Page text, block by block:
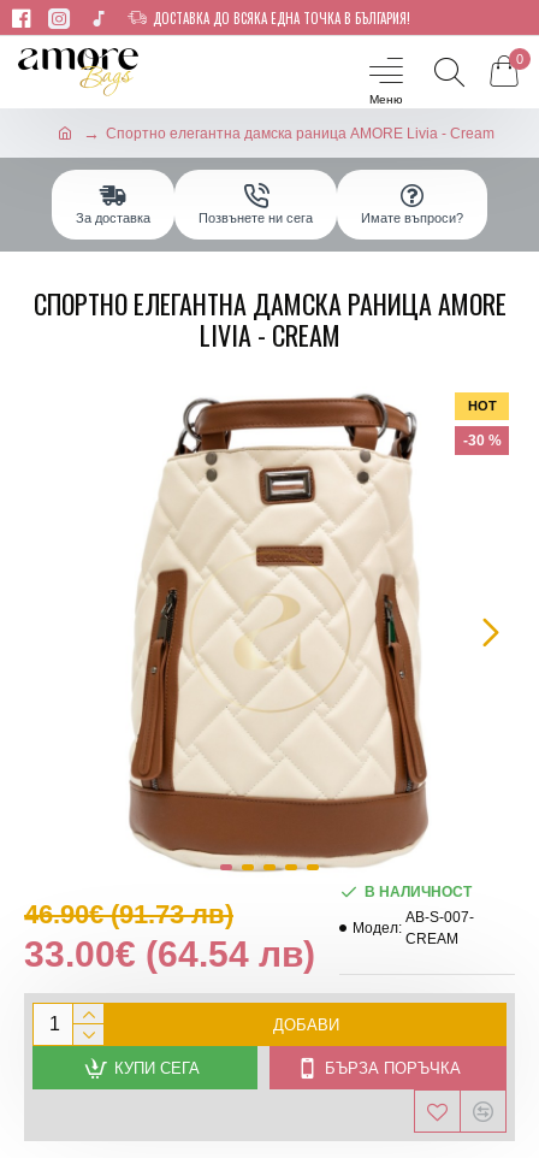
ДОСТАВКА ДО ВСЯКА ЕДНА ТОЧКА В БЪЛГАРИЯ!
0
Спортно елегантна дамска раница AMORE Livia - Cream
За доставка Позвънете ни сега Имате въпроси?
СПОРТНО ЕЛЕГАНТНА ДАМСКА РАНИЦА AMORE
LIVIA - CREAM
HOT
-30 %
33.00€ (64.54 лв)
46.90€(91.73 лв)
В НАЛИЧНОСТ
Модел:
AB-S-007-
CREAM
ДОБАВИ
КУПИ СЕГА БЪРЗА ПОРЪЧКА